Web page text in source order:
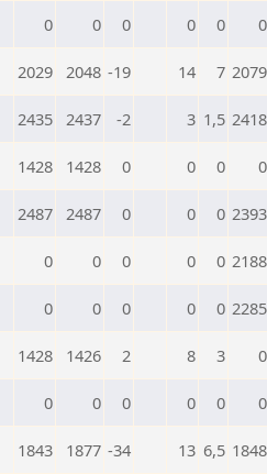
0 0 0 0 0 0
2029 2048 -19 14 7 2079
2435 2437 -2 3 1,5 2418
1428 1428 0 0 0 0
2487 2487 0 0 0 2393
0 0 0 0 0 2188
0 0 0 0 0 2285
1428 1426 2 8 3 0
0 0 0 0 0 0
1843 1877 -34 13 6,5 1848